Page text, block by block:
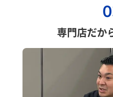
専門店だか